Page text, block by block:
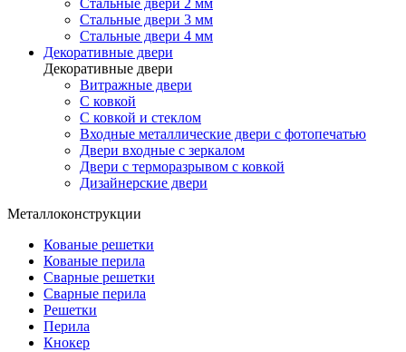
Стальные двери 2 мм
Стальные двери 3 мм
Стальные двери 4 мм
Декоративные двери
Декоративные двери
Витражные двери
С ковкой
С ковкой и стеклом
Входные металлические двери с фотопечатью
Двери входные с зеркалом
Двери с терморазрывом с ковкой
Дизайнерские двери
Металлоконструкции
Кованые решетки
Кованые перила
Сварные решетки
Сварные перила
Решетки
Перила
Кнокер